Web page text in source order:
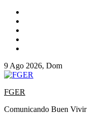
9 Ago 2026, Dom
FGER
Comunicando Buen Vivir